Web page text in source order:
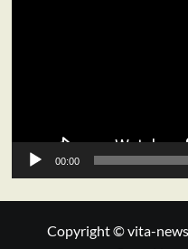
00:00
Copyright © vita-